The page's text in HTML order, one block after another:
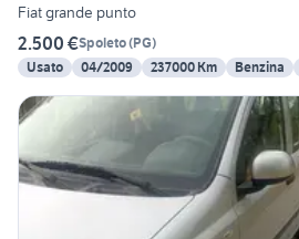
Fiat grande punto
2.500 €Spoleto(PG)
Usato
04/2009 237000 Km Benzina